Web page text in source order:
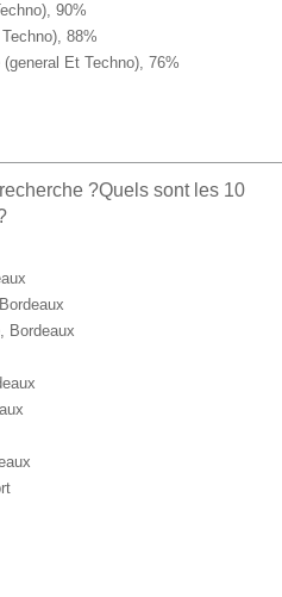
90%
88%
Et Techno), 76%
?Quels sont les 10
Bordeaux